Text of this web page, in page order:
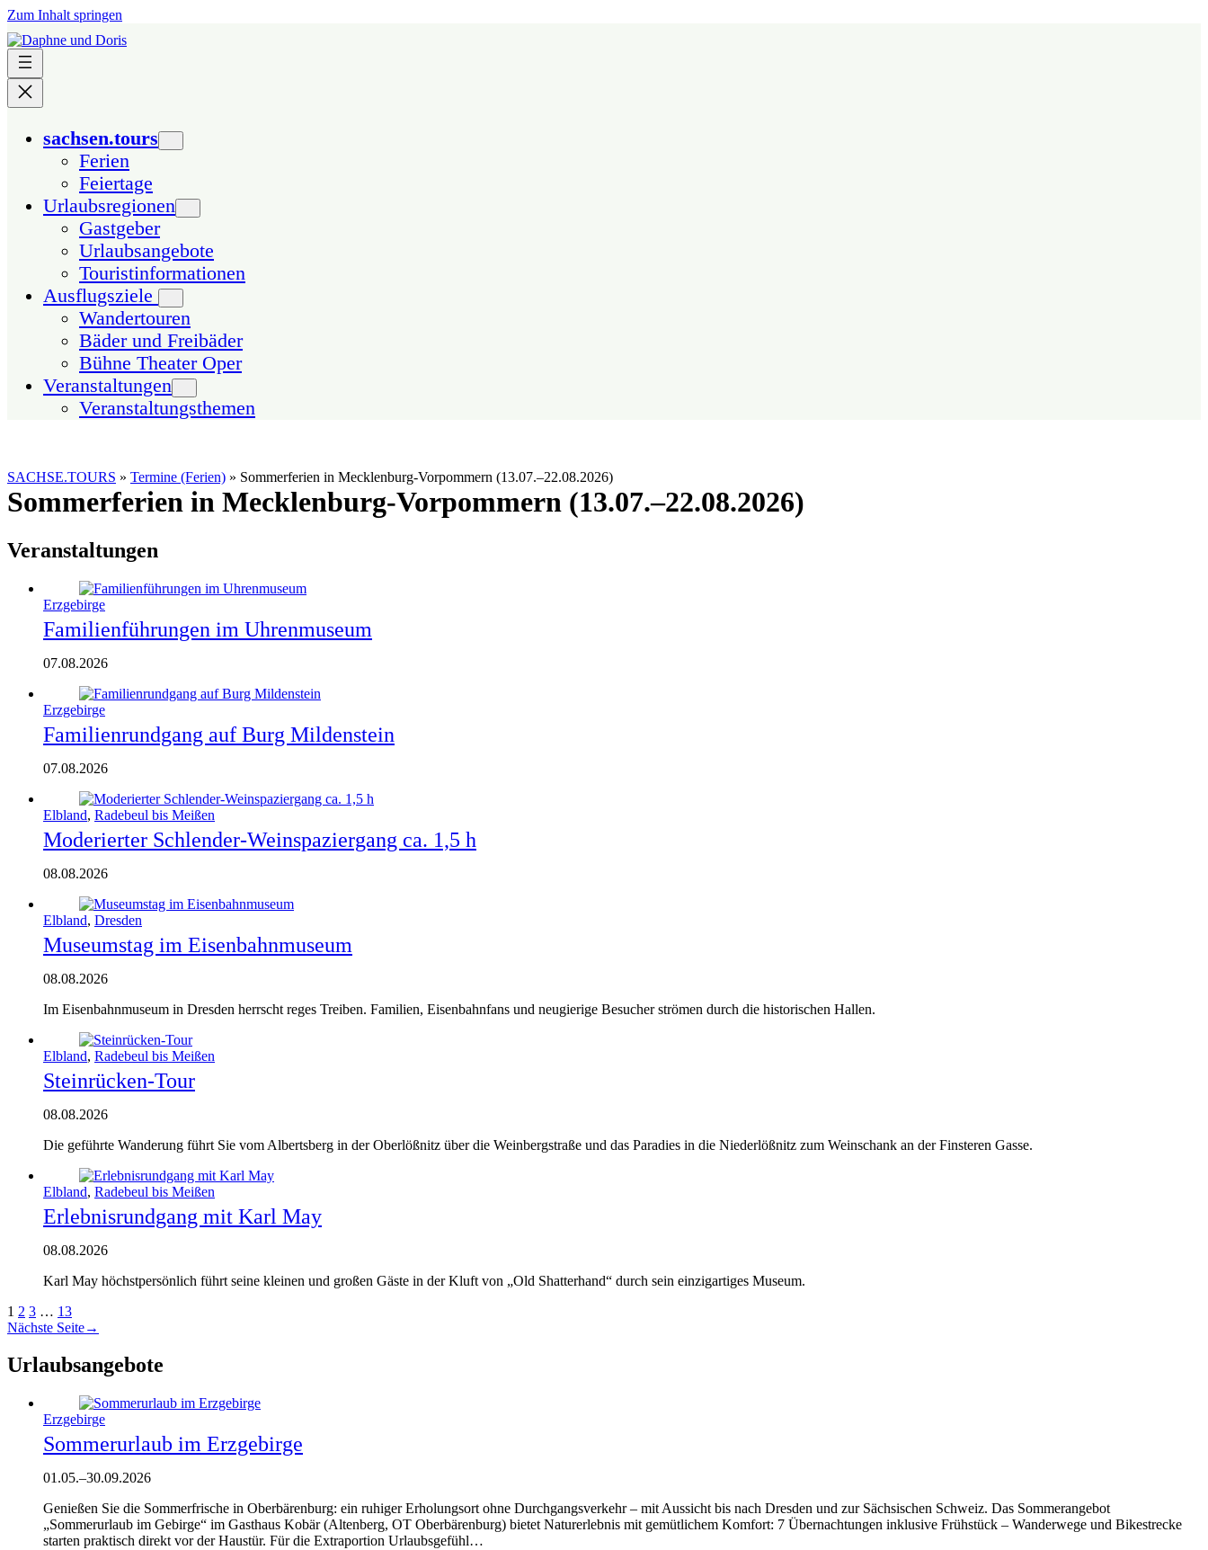
Zum Inhalt springen
sachsen.tours
Ferien
Feiertage
Urlaubsregionen
Gastgeber
Urlaubsangebote
Touristinformationen
Ausflugsziele
Wandertouren
Bäder und Freibäder
Bühne Theater Oper
Veranstaltungen
Veranstaltungsthemen
SACHSE.TOURS » Termine (Ferien) » Sommerferien in Mecklenburg-Vorpommern (13.07.–22.08.2026)
Sommerferien in Mecklenburg-Vorpommern (13.07.–22.08.2026)
Veranstaltungen
Erzgebirge
Familienführungen im Uhrenmuseum
07.08.2026
Erzgebirge
Familienrundgang auf Burg Mildenstein
07.08.2026
Elbland, Radebeul bis Meißen
Moderierter Schlender-Weinspaziergang ca. 1,5 h
08.08.2026
Elbland, Dresden
Museumstag im Eisenbahnmuseum
08.08.2026
Im Eisenbahnmuseum in Dresden herrscht reges Treiben. Familien, Eisenbahnfans und neugierige Besucher strömen durch die historischen Hallen.
Elbland, Radebeul bis Meißen
Steinrücken-Tour
08.08.2026
Die geführ­te Wan­de­rung führt Sie vom Alberts­berg in der Ober­löß­nitz über die Wein­berg­stra­ße und das Para­dies in die Nie­der­löß­nitz zum Wein­schank an der Fins­te­ren Gasse.
Elbland, Radebeul bis Meißen
Erlebnisrundgang mit Karl May
08.08.2026
Karl May höchstpersönlich führt seine kleinen und großen Gäste in der Kluft von „Old Shatterhand“ durch sein einzigartiges Museum.
1 2 3 … 13
Nächste Seite→
Urlaubsangebote
Erzgebirge
Sommerurlaub im Erzgebirge
01.05.–30.09.2026
Genießen Sie die Sommerfrische in Oberbärenburg: ein ruhiger Erholungsort ohne Durchgangsverkehr – mit Aussicht bis nach Dresden und zur Sächsischen Schweiz. Das Sommerangebot
„Sommerurlaub im Gebirge“ im Gasthaus Kobär (Altenberg, OT Oberbärenburg) bietet Naturerlebnis mit gemütlichem Komfort: 7 Übernachtungen inklusive Frühstück – Wanderwege und Bikestrecke
starten praktisch direkt vor der Haustür. Für die Extraportion Urlaubsgefühl…